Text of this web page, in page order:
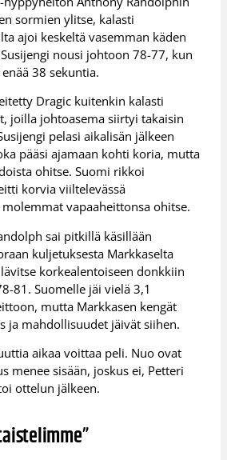
sormien ylitse, kalasti
ajoi keskeltä vasemman käden
nousi johtoon 78-77, kun
38 sekuntia.
Dragic kuitenkin kalasti
joilla johtoasema siirtyi takaisin
pelasi aikalisän jälkeen
pääsi ajamaan kohti koria, mutta
ohitse. Suomi rikkoi
korvia viiltelevässä
vapaaheittonsa ohitse.
sai pitkillä käsillään
kuljetuksesta Markkaselta
korkealentoiseen donkkiin
81. Suomelle jäi vielä 3,1
mutta Markkasen kengät
ja mahdollisuudet jäivät siihen.
aikaa voittaa peli. Nuo ovat
menee sisään, joskus ei, Petteri
ottelun jälkeen.